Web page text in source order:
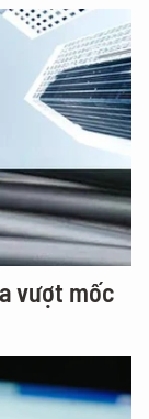
vượt mốc